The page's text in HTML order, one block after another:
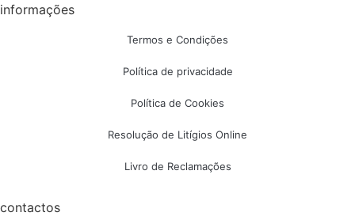
informações
Termos e Condições
Política de privacidade
Política de Cookies
Resolução de Litígios Online
Livro de Reclamações
contactos